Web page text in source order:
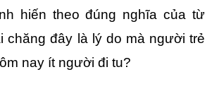
hiến theo đúng nghĩa của từ
chăng đây là lý do mà người trẻ
nay ít người đi tu?